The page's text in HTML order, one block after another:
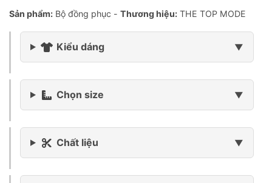
Sản phẩm: Bộ đồng phục - Thương hiệu: THE TOP MODE
Kiểu dáng
Chọn size
Chất liệu